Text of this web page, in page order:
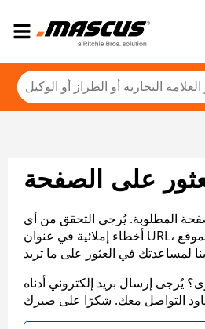
على الصفحة
المطلوبة. يُرجى التحقق من أي
أخطاء إملائية في عنوان URL، أو عرض خريطة الموقع
يُرجى إرسال بريد إلكتروني أدناه